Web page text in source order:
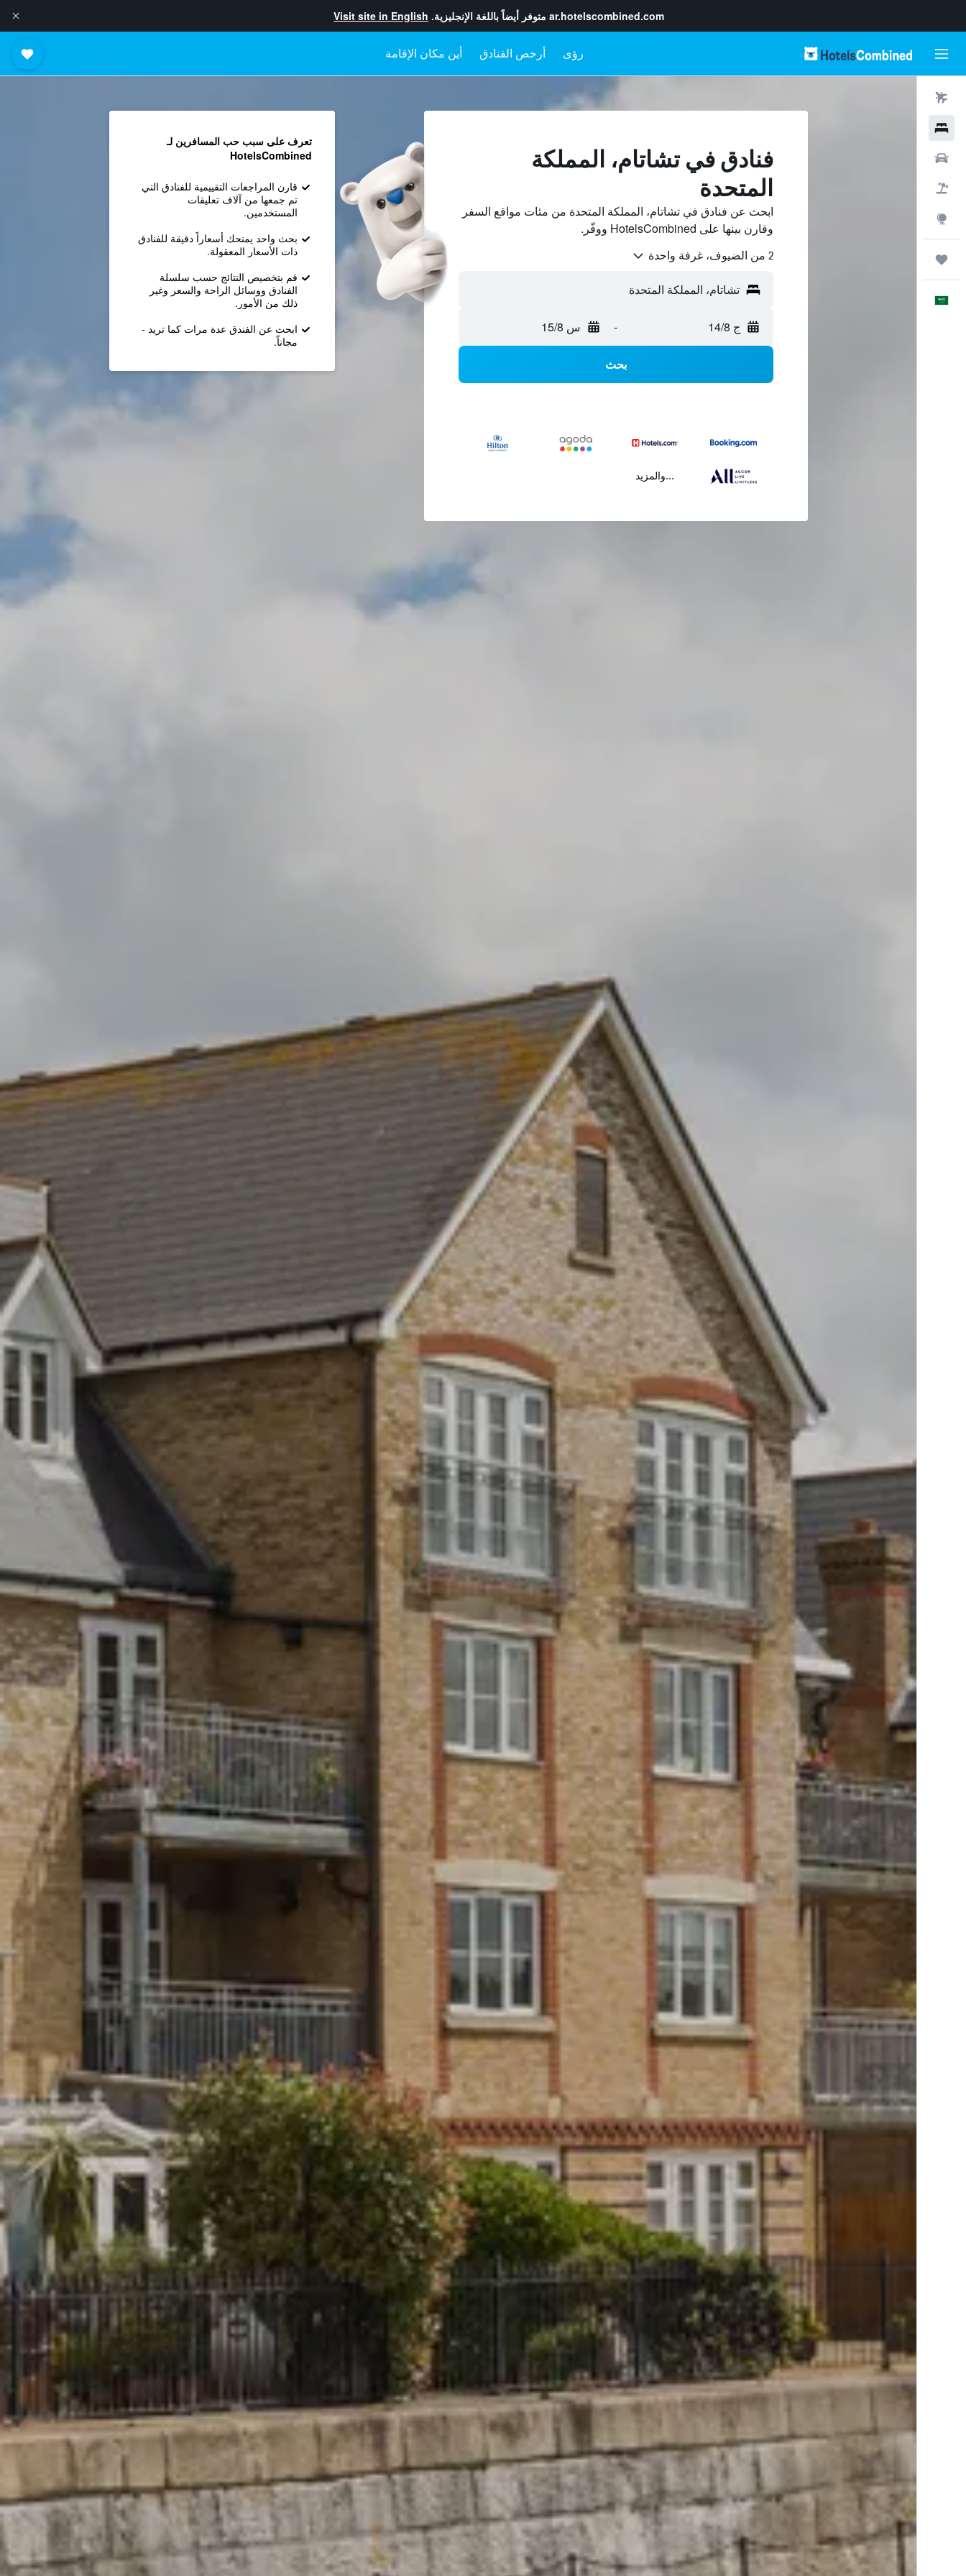
ar.hotelscombined.com متوفر أيضاً باللغة الإنجليزية. Visit site in English
رؤى أرخص الفنادق أين مكان الإقامة
فنادق في تشاتام، المملكة
المتحدة
ابحث عن فنادق في تشاتام، المملكة المتحدة من مئات مواقع السفر
وقارن بينها على HotelsCombined ووفّر.
2 من الضيوف، غرفة واحدة
ج 14/8 - س 15/8
بحث
...والمزيد
تعرف على سبب حب المسافرين لـ
HotelsCombined
قارن المراجعات التقييمية للفنادق التي
تم جمعها من آلاف تعليقات
المستخدمين.
بحث واحد يمنحك أسعاراً دقيقة للفنادق
ذات الأسعار المعقولة.
قم بتخصيص النتائج حسب سلسلة
الفنادق ووسائل الراحة والسعر وغير
ذلك من الأمور.
ابحث عن الفندق عدة مرات كما تريد -
مجاناً.